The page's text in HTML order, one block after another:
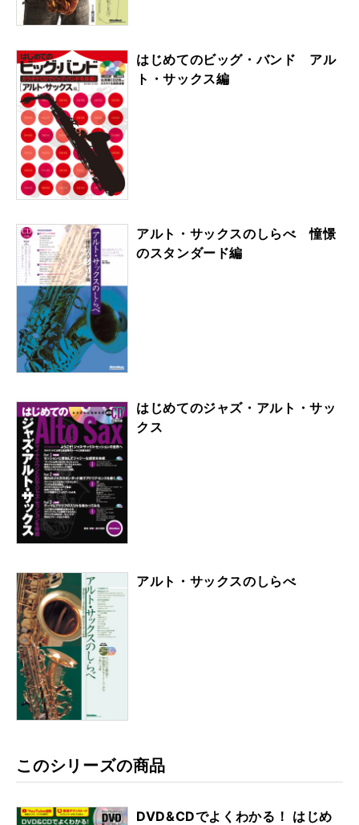
はじめてのビッグ・バンド アル
ト・サックス編
アルト・サックスのしらべ 憧憬
のスタンダード編
はじめてのジャズ・アルト・サッ
クス
アルト・サックスのしらべ
このシリーズの商品
DVD&CDでよくわかる！ はじめ